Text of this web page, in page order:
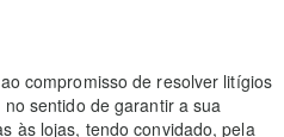
compromisso de resolver litígios
sentido de garantir a sua
às lojas, tendo convidado, pela